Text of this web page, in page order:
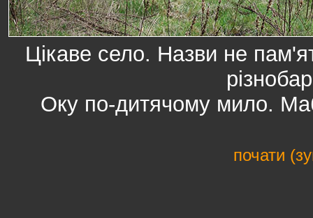
Цікаве село. Назви не
Оку по-дитячому мило.
почати